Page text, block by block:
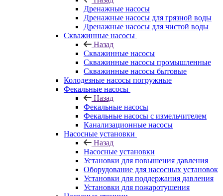
Дренажные насосы
Дренажные насосы для грязной воды
Дренажные насосы для чистой воды
Скважинные насосы
Назад
Скважинные насосы
Скважинные насосы промышленные
Скважинные насосы бытовые
Колодезные насосы погружные
Фекальные насосы
Назад
Фекальные насосы
Фекальные насосы с измельчителем
Канализационные насосы
Насосные установки
Назад
Насосные установки
Установки для повышения давления
Оборудование для насосных установок
Установки для поддержания давления
Установки для пожаротушения